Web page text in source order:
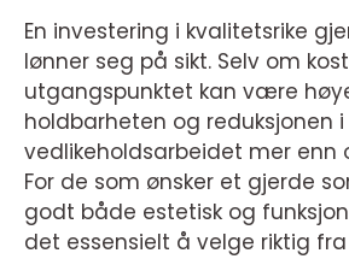
En investering i kvalitetsrike
lønner seg på sikt. Selv om
utgangspunktet kan være
holdbarheten og reduksjonen i
vedlikeholdsarbeidet mer enn
For de som ønsker et gjerde
godt både estetisk og
det essensielt å velge riktig